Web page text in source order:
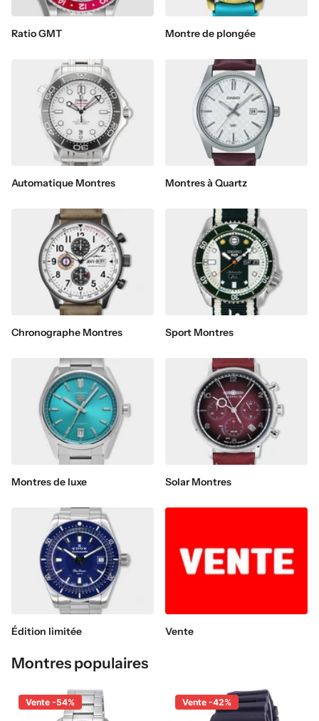
Ratio GMT Montre de plongée
Automatique Montres Montres à Quartz
Chronographe Montres Sport Montres
Montres de luxe Solar Montres
Édition limitée Vente
Montres populaires
Vente -54% Vente -42%